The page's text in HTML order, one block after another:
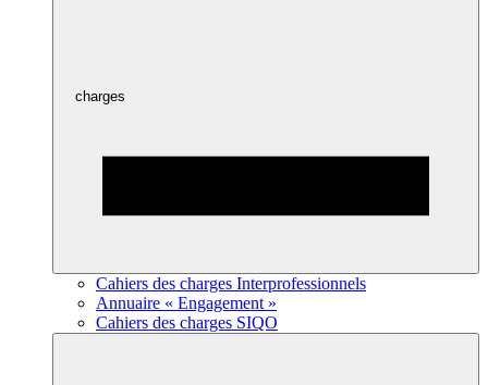
charges
Cahiers des charges Interprofessionnels
Annuaire « Engagement »
Cahiers des charges SIQO